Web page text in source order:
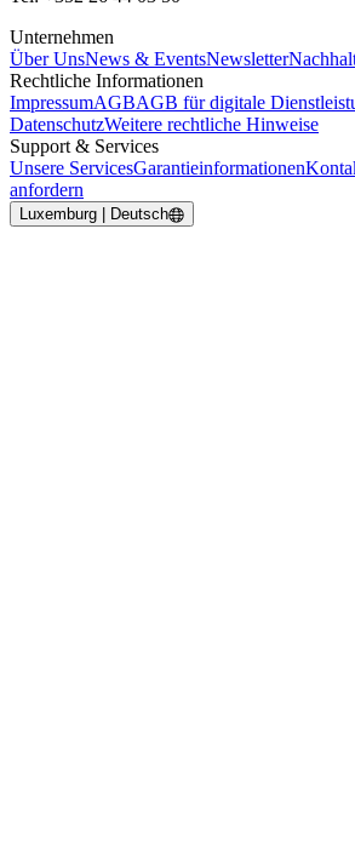
Unternehmen
Über UnsNews & EventsNewsletter
Rechtliche Informationen
ImpressumAGBAGB für digitale
DatenschutzWeitere rechtliche Hinweise
Support & Services
Unsere ServicesGarantieinformationen
anfordern
Luxemburg | Deutsch